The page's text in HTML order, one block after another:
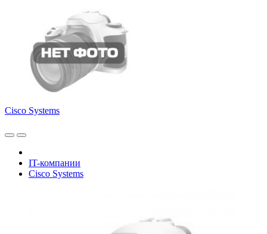
Cisco Systems
IT-компании
Cisco Systems